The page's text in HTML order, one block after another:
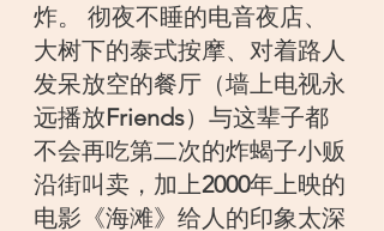
炸。 彻夜不睡的电音夜店、
大树下的泰式按摩、对着路人
发呆放空的餐厅（墙上电视永
远播放Friends）与这辈子都
不会再吃第二次的炸蝎子小贩
沿街叫卖，加上2000年上映的
电影《海滩》给人的印象太深